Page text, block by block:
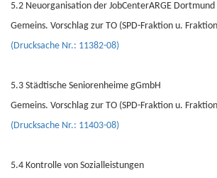
5.2 Neuorganisation der JobCenterARGE Dortmund
Gemeins. Vorschlag zur TO (SPD-Fraktion u.
(Drucksache Nr.: 11382-08)
5.3 Städtische Seniorenheime gGmbH
Gemeins. Vorschlag zur TO (SPD-Fraktion u.
(Drucksache Nr.: 11403-08)
5.4 Kontrolle von Sozialleistungen